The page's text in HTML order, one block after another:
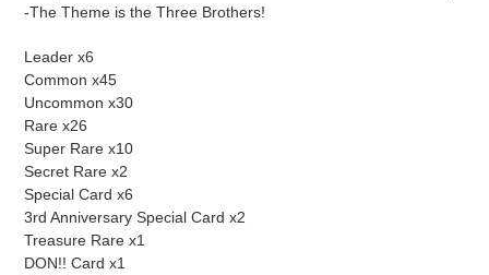
winkelwagen
-The Theme is the Three Brothers!
Leader x6
Common x45
Uncommon x30
Rare x26
Super Rare x10
Secret Rare x2
Special Card x6
3rd Anniversary Special Card x2
Treasure Rare x1
DON!! Card x1